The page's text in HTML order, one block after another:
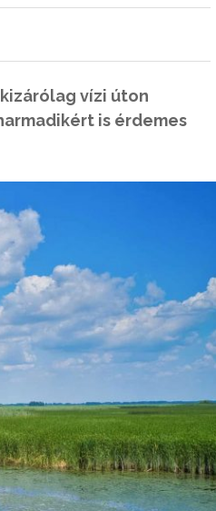
vízi úton
is érdemes